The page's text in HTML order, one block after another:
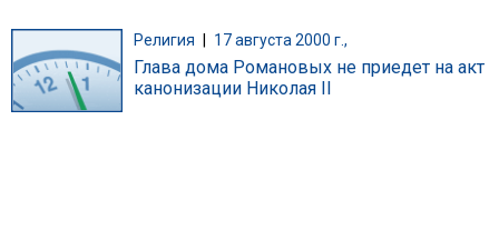
Религия 17 августа 2000 г.,
Глава дома Романовых не приедет на акт
канонизации Николая II